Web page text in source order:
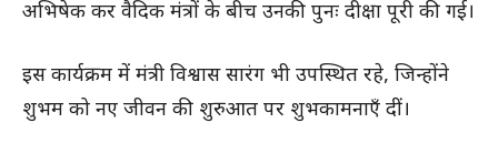
अभिषेक कर वैदिक मंत्रों के बीच उनकी पुनः दीक्षा पूरी की गई।
इस कार्यक्रम में मंत्री विश्वास सारंग भी उपस्थित रहे, जिन्होंने
शुभम को नए जीवन की शुरुआत पर शुभकामनाएँ दीं।